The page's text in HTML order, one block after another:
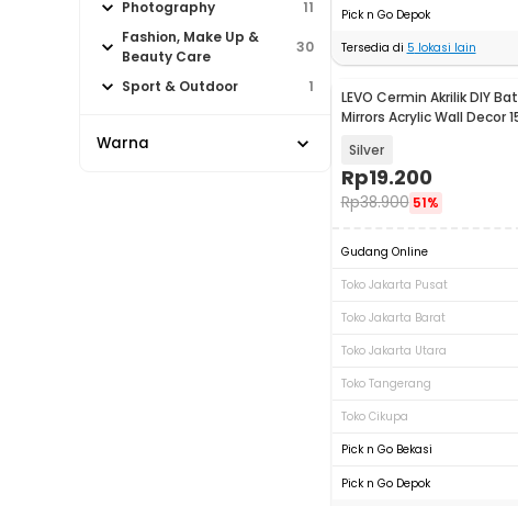
Photography
11
Fashion, Make Up &
Beauty Care
30
Sport & Outdoor 1
Warna
Pick n Go Depok
Tersedia di 5 lokasi lain
LEVO Cermin Akrilik DIY
Mirrors Acrylic Wall Decor
Silver
Rp19.200
Rp38.900 51%
Gudang Online
Toko Jakarta Pusat
Toko Jakarta Barat
Toko Jakarta Utara
Toko Tangerang
Toko Cikupa
Pick n Go Bekasi
Pick n Go Depok